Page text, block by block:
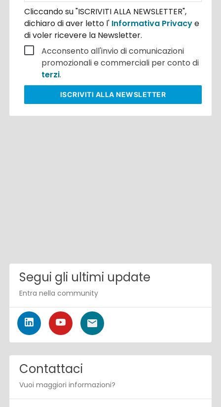
Cliccando su "ISCRIVITI ALLA NEWSLETTER",
dichiaro di aver letto l' Informativa Privacye
di voler ricevere la Newsletter.
Acconsento all'invio di comunicazioni
promozionali e commerciali per conto di
terzi.
ISCRIVITI ALLA NEWSLETTER
Segui gli ultimi update
Entra nella community
Contattaci
Vuoi maggiori informazioni?